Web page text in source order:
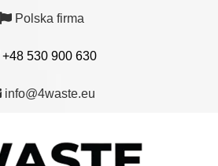
Polska firma
+48 530 900 630
info@4waste.eu